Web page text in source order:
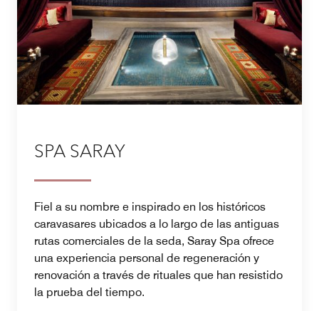
SPA SARAY
Fiel a su nombre e inspirado en los históricos
caravasares ubicados a lo largo de las antiguas
rutas comerciales de la seda, Saray Spa ofrece
una experiencia personal de regeneración y
renovación a través de rituales que han resistido
la prueba del tiempo.